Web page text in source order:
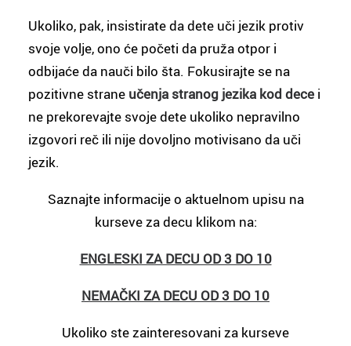
Ukoliko, pak, insistirate da dete uči jezik protiv
svoje volje, ono će početi da pruža otpor i
odbijaće da nauči bilo šta. Fokusirajte se na
pozitivne strane učenja stranog jezika kod dece i
ne prekorevajte svoje dete ukoliko nepravilno
izgovori reč ili nije dovoljno motivisano da uči
jezik.
Saznajte informacije o aktuelnom upisu na
kurseve za decu klikom na:
ENGLESKI ZA DECU OD 3 DO 10
NEMAČKI ZA DECU OD 3 DO 10
Ukoliko ste zainteresovani za kurseve